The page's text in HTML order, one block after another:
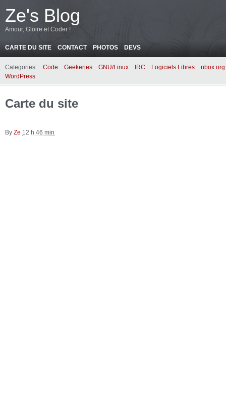
Ze's Blog
Amour, Gloire et Coder !
CARTE DU SITE CONTACT PHOTOS DEVS
Categories: Code Geekeries GNU/Linux IRC Logiciels Libres
nbox.org
WordPress
Carte du site
By Ze 12 h 46 min